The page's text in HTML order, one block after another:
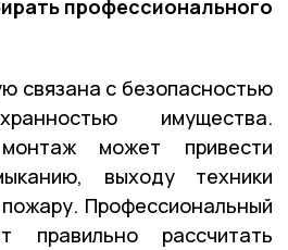
профессионального
связана с безопасностью
имущества.
может привести
выходу техники
Профессиональный
правильно рассчитать